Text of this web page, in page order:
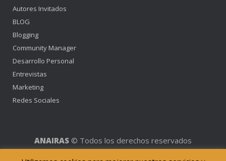
Autores Invitados
BLOG
Blogging
Community Manager
Desarrollo Personal
Entrevistas
Marketing
Redes Sociales
ANAIRAS © Todos los derechos reservados